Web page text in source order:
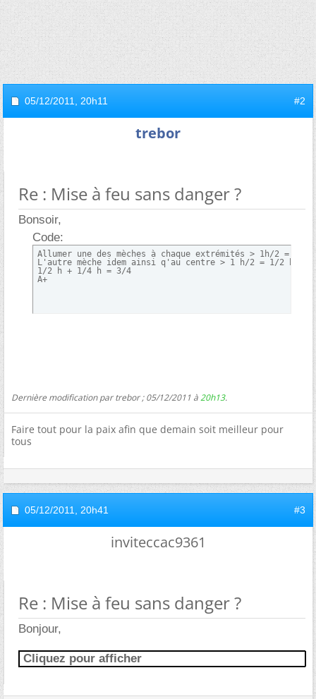
05/12/2011, 20h11 #2
trebor
Re : Mise à feu sans danger ?
Bonsoir,
Code:
Allumer une des mèches à chaque extrémités > 1h/2 = 1/2
L'autre mèche idem ainsi q'au centre > 1 h/2 = 1/2 h/2
1/2 h + 1/4 h = 3/4
A+
Dernière modification par trebor ; 05/12/2011 à20h13.
Faire tout pour la paix afin que demain soit meilleur pour
tous
05/12/2011, 20h41 #3
inviteccac9361
Re : Mise à feu sans danger ?
Bonjour,
Cliquez pour afficher